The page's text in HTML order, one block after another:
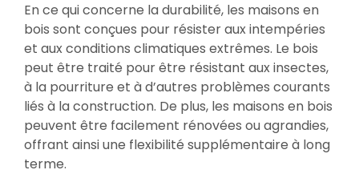
En ce qui concerne la durabilité, les maisons en
bois sont conçues pour résister aux intempéries
et aux conditions climatiques extrêmes. Le bois
peut être traité pour être résistant aux insectes,
à la pourriture et à d’autres problèmes courants
liés à la construction. De plus, les maisons en bois
peuvent être facilement rénovées ou agrandies,
offrant ainsi une flexibilité supplémentaire à long
terme.